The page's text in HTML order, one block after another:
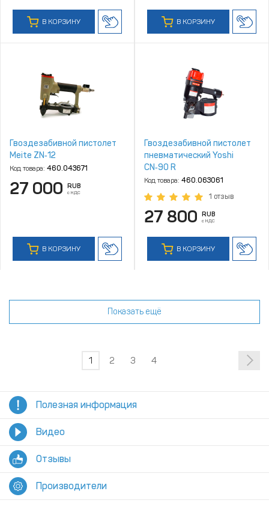
В КОРЗИНУ В КОРЗИНУ
Гвоздезабивной пистолет
Meite ZN‑12
Код товара: 460.043671
27 000 RUB
с НДС
В КОРЗИНУ
Гвоздезабивной пистолет
пневматический Yoshi
CN‑90 R
Код товара: 460.063061
1 отзыв
27 800 RUB
с НДС
В КОРЗИНУ
Показать ещё
1 2 3 4
Полезная информация
Видео
Отзывы
Производители